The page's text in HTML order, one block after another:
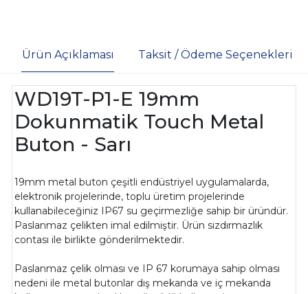
Ürün Açıklaması Taksit / Ödeme Seçenekleri
WD19T-P1-E 19mm
Dokunmatik Touch Metal
Buton - Sarı
19mm metal buton çeşitli endüstriyel uygulamalarda,
elektronik projelerinde, toplu üretim projelerinde
kullanabileceğiniz IP67 su geçirmezliğe sahip bir üründür.
Paslanmaz çelikten imal edilmiştir. Ürün sızdırmazlık
contası ile birlikte gönderilmektedir.
Paslanmaz çelik olması ve IP 67 korumaya sahip olması
nedeni ile metal butonlar dış mekanda ve iç mekanda